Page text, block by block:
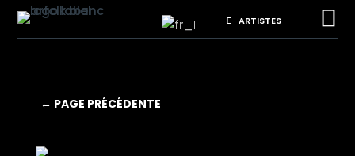
ARTISTES 
← PAGE PRÉCÉDENTE